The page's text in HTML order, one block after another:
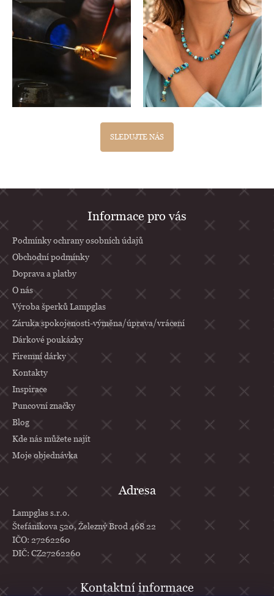
SLEDUJTE NÁS
á
a
í
Informace pro vás
Podmínky ochrany osobních údajů
Obchodní podmínky
Doprava a platby
O nás
Výroba šperků Lampglas
Záruka spokojenosti-výměna/úprava/vrácení
Dárkové poukázky
Firemní dárky
Kontakty
Inspirace
Puncovní značky
Blog
Kde nás můžete najít
Moje objednávka
Adresa
Lampglas s.r.o.
Štefánikova 520, Železný Brod 468 22
IČO: 27262260
DIČ: CZ27262260